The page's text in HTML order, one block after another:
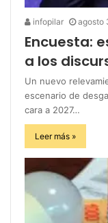
infopilar agosto
Encuesta:
a los
Un nuevo
escenario de
cara a 2027…
Leer más »